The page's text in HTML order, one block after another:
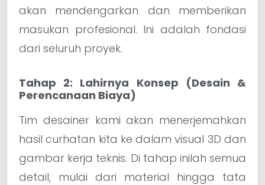
akan mendengarkan dan memberikan
masukan profesional. Ini adalah fondasi
dari seluruh proyek.
Tahap 2: Lahirnya Konsep (Desain &
Perencanaan Biaya)
Tim desainer kami akan menerjemahkan
hasil curhatan kita ke dalam visual 3D dan
gambar kerja teknis. Di tahap inilah semua
detail, mulai dari material hingga tata